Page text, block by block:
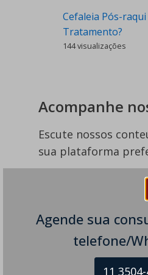
Agende sua
telefone/
11
Cefaleia Pós-
Tratamento?
144 visualizações
Acompanhe
Escute nossos
sua plataforma